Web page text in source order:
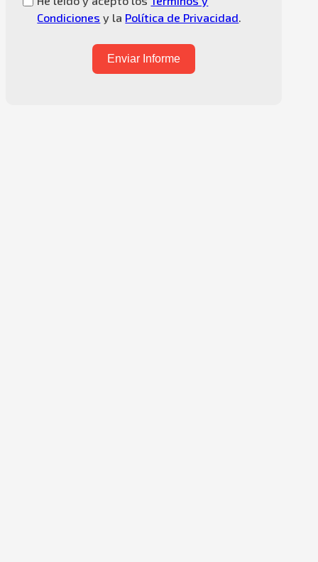
Condiciones y la Política de Privacidad.
Enviar Informe